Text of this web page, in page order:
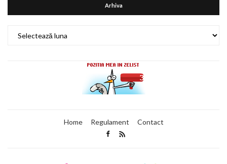
Arhiva
Home Regulament Contact